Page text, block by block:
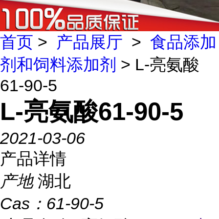
首页 > 产品展厅 > 食品添加
剂和饲料添加剂 > L-亮氨酸
61-90-5
L-亮氨酸61-90-5
2021-03-06
产品详情
产地 湖北
Cas： 61-90-5